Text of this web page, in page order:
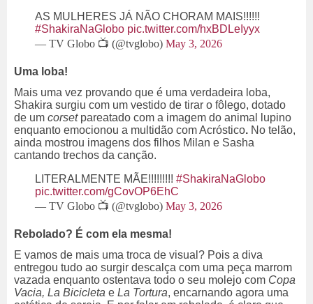
AS MULHERES JÁ NÃO CHORAM MAIS!!!!!!
#ShakiraNaGlobo pic.twitter.com/hxBDLeIyyx
— TV Globo 📺 (@tvglobo) May 3, 2026
Uma loba!
Mais uma vez provando que é uma verdadeira loba,
Shakira surgiu com um vestido de tirar o fôlego, dotado
de um corsetpareatado com a imagem do animal lupino
enquanto emocionou a multidão com Acróstico. No telão,
ainda mostrou imagens dos filhos Milan e Sasha
cantando trechos da canção.
LITERALMENTE MÃE!!!!!!!!! #ShakiraNaGlobo
pic.twitter.com/gCovOP6EhC
— TV Globo 📺 (@tvglobo) May 3, 2026
Rebolado? É com ela mesma!
E vamos de mais uma troca de visual? Pois a diva
entregou tudo ao surgir descalça com uma peça marrom
vazada enquanto ostentava todo o seu molejo com Copa
Vacia, La Bicicleta e La Tortura, encarnando agora uma